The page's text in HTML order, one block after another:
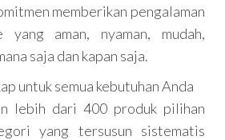
memberikan pengalaman
yang aman, nyaman, mudah,
saja dan kapan saja.
untuk semua kebutuhan Anda
lebih dari 400 produk pilihan
yang tersusun sistematis